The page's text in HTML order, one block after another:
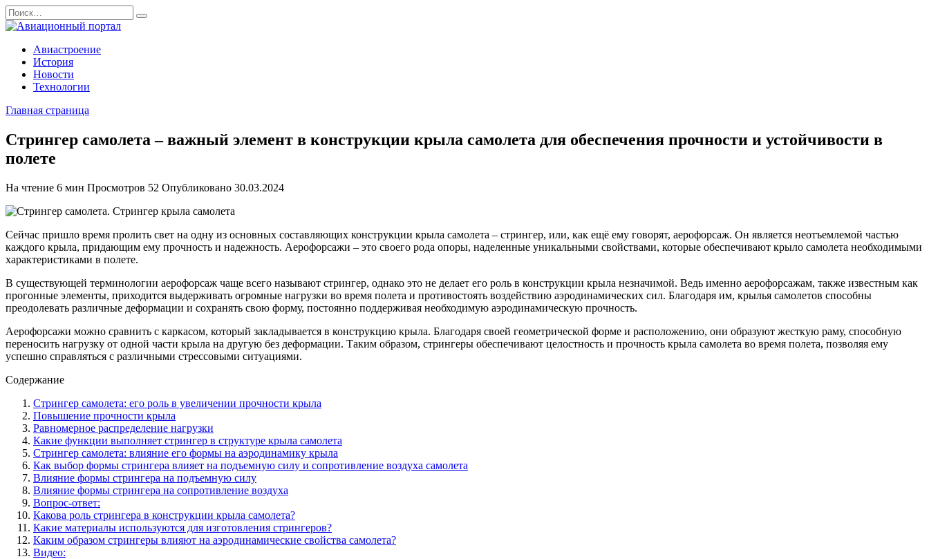
Перейти
к
содержанию
Search
for:
Авиастроение
История
Новости
Технологии
Главная страница
Стрингер самолета – важный элемент в конструкции крыла самолета для обеспечения прочности и устойчивости в
полете
На чтение 6 мин Просмотров 52 Опубликовано 30.03.2024
Сейчас пришло время пролить свет на одну из основных составляющих конструкции крыла самолета – стрингер, или, как ещё ему говорят, аерофорсаж. Он является неотъемлемой частью
каждого крыла, придающим ему прочность и надежность. Аерофорсажи – это своего рода опоры, наделенные уникальными свойствами, которые обеспечивают крыло самолета необходимыми
характеристиками в полете.
В существующей терминологии аерофорсаж чаще всего называют стрингер, однако это не делает его роль в конструкции крыла незначимой. Ведь именно аерофорсажам, также известным как
прогонные элементы, приходится выдерживать огромные нагрузки во время полета и противостоять воздействию аэродинамических сил. Благодаря им, крылья самолетов способны
преодолевать различные деформации и сохранять свою форму, постоянно поддерживая необходимую аэродинамическую прочность.
Аерофорсажи можно сравнить с каркасом, который закладывается в конструкцию крыла. Благодаря своей геометрической форме и расположению, они образуют жесткую раму, способную
переносить нагрузку от одной части крыла на другую без деформации. Таким образом, стрингеры обеспечивают целостность и прочность крыла самолета во время полета, позволяя ему
успешно справляться с различными стрессовыми ситуациями.
Содержание
Стрингер самолета: его роль в увеличении прочности крыла
Повышение прочности крыла
Равномерное распределение нагрузки
Какие функции выполняет стрингер в структуре крыла самолета
Стрингер самолета: влияние его формы на аэродинамику крыла
Как выбор формы стрингера влияет на подъемную силу и сопротивление воздуха самолета
Влияние формы стрингера на подъемную силу
Влияние формы стрингера на сопротивление воздуха
Вопрос-ответ:
Какова роль стрингера в конструкции крыла самолета?
Какие материалы используются для изготовления стрингеров?
Каким образом стрингеры влияют на аэродинамические свойства самолета?
Видео: